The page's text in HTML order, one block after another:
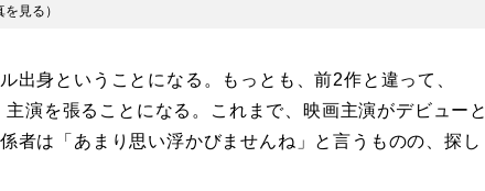
を見る ）
身ということになる。もっとも、前2作と違って、
演を張ることになる。これまで、映画主演がデビューと
者は「あまり思い浮かびませんね」と言うものの、探し